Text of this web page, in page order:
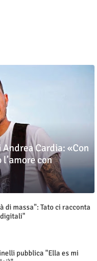
Cardia: «Con
con
di massa": Tato ci racconta
pubblica "Ella es mi